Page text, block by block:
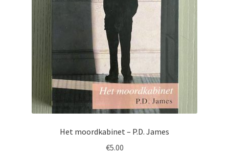
Het moordkabinet – P.D. James
€5.00